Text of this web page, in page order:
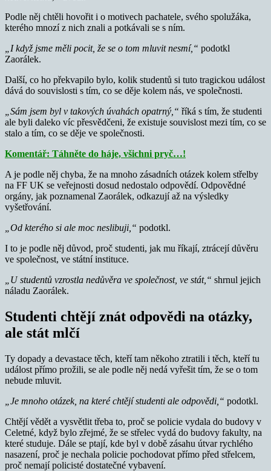
Podle něj chtěli hovořit i o motivech pachatele, svého spolužáka,
kterého mnozí z nich znali a potkávali se s ním.
„I když jsme měli pocit, že se o tom mluvit nesmí,“ podotkl
Zaorálek.
Další, co ho překvapilo bylo, kolik studentů si tuto tragickou událost
dává do souvislosti s tím, co se děje kolem nás, ve společnosti.
„Sám jsem byl v takových úvahách opatrný,“ říká s tím, že studenti
ale byli daleko víc přesvědčeni, že existuje souvislost mezi tím, co se
stalo a tím, co se děje ve společnosti.
Komentář: Táhněte do háje, všichni pryč…!
A je podle něj chyba, že na mnoho zásadních otázek kolem střelby
na FF UK se veřejnosti dosud nedostalo odpovědí. Odpovědné
orgány, jak poznamenal Zaorálek, odkazují až na výsledky
vyšetřování.
„Od kterého si ale moc neslibuji,“ podotkl.
I to je podle něj důvod, proč studenti, jak mu říkají, ztrácejí důvěru
ve společnost, ve státní instituce.
„U studentů vzrostla nedůvěra ve společnost, ve stát,“ shrnul jejich
náladu Zaorálek.
Studenti chtějí znát odpovědi na otázky,
ale stát mlčí
Ty dopady a devastace těch, kteří tam někoho ztratili i těch, kteří tu
událost přímo prožili, se ale podle něj nedá vyřešit tím, že se o tom
nebude mluvit.
„Je mnoho otázek, na které chtějí studenti ale odpovědi,“ podotkl.
Chtějí vědět a vysvětlit třeba to, proč se policie vydala do budovy v
Celetné, když bylo zřejmé, že se střelec vydá do budovy fakulty, na
které studuje. Dále se ptají, kde byl v době zásahu útvar rychlého
nasazení, proč je nechala policie pochodovat přímo před střelcem,
proč nemají policisté dostatečné vybavení.